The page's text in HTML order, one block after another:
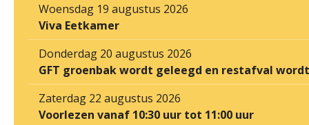
Woensdag 19 augustus 2026
Viva Eetkamer
Donderdag 20 augustus 2026
GFT groenbak wordt geleegd en restafval
Zaterdag 22 augustus 2026
Voorlezen vanaf 10:30 uur tot 11:00 uur